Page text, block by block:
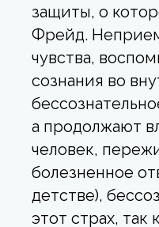
защиты, о
Фрейд.
чувства,
сознания во
а продолжают
человек,
болезненное
детстве),
этот страх, так